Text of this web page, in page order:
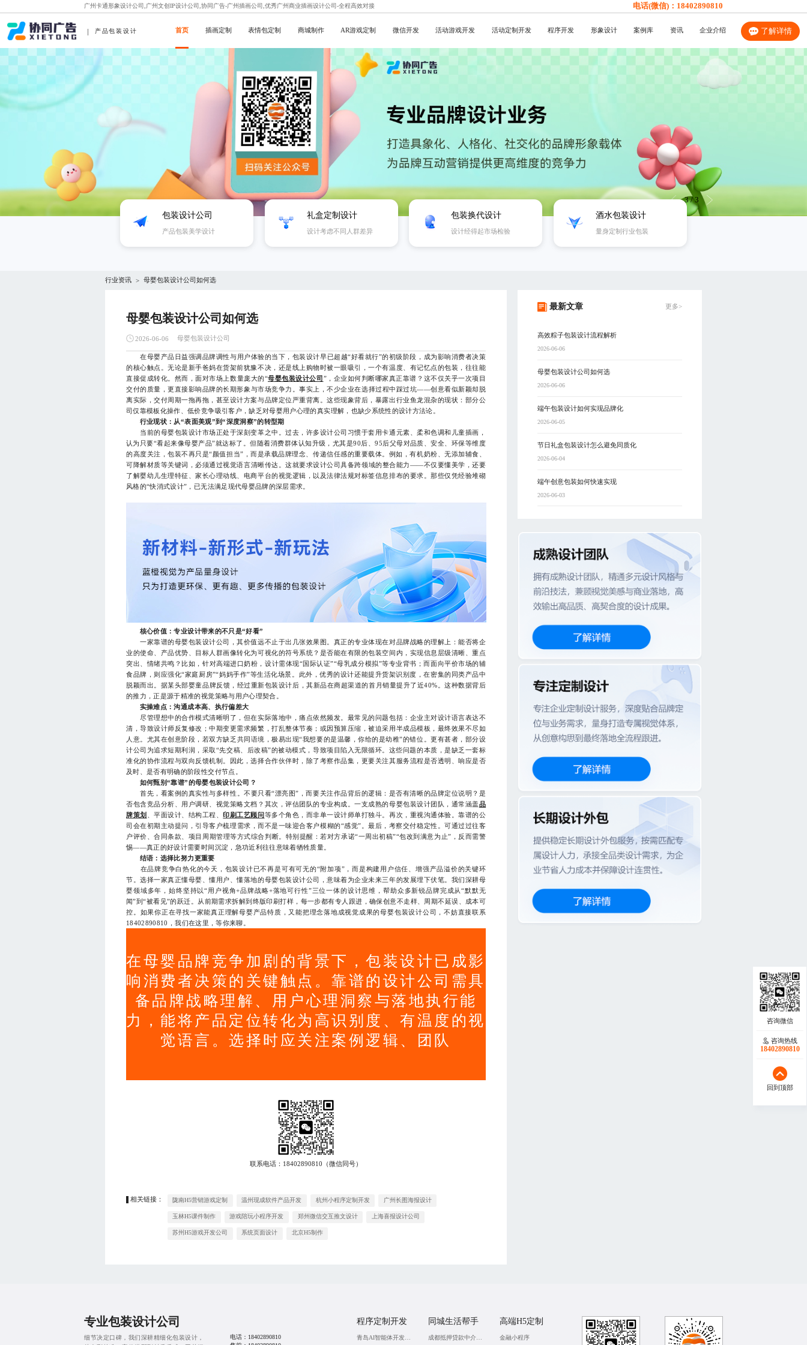
广州卡通形象设计公司,广州文创IP设计公司,协同广告-广州插画公司,优秀广州商业插画设计公司-全程高效对接 电话(微信)： 18402890810
产品包装设计 首页 插画定制 表情包定制 商城制作 AR游戏定制 微信开发 活动游戏开发 活动定制开发 程序开发 形象设计 案例库 资讯 企业介绍 了解详情
3/3
包装设计公司
产品包装美学设计
礼盒定制设计
设计考虑不同人群差异
包装换代设计
设计经得起市场检验
酒水包装设计
量身定制行业包装
行业资讯 > 母婴包装设计公司如何选
母婴包装设计公司如何选
2026-06-06 母婴包装设计公司
在母婴产品日益强调品牌调性与用户体验的当下，包装设计早已超越“好看就行”的初级阶段，成为影响消费者决策
的核心触点。无论是新手爸妈在货架前犹豫不决，还是线上购物时被一眼吸引，一个有温度、有记忆点的包装，往往能
直接促成转化。然而，面对市场上数量庞大的“母婴包装设计公司 ”，企业如何判断哪家真正靠谱？这不仅关乎一次项目
交付的质量，更直接影响品牌的长期形象与市场竞争力。事实上，不少企业在选择过程中踩过坑——创意看似新颖却脱
离实际，交付周期一拖再拖，甚至设计方案与品牌定位严重背离。这些现象背后，暴露出行业鱼龙混杂的现状：部分公
司仅靠模板化操作、低价竞争吸引客户，缺乏对母婴用户心理的真实理解，也缺少系统性的设计方法论。
行业现状：从“表面美观”到“深度洞察”的转型期
当前的母婴包装设计市场正处于深刻变革之中。过去，许多设计公司习惯于套用卡通元素、柔和色调和儿童插画，
认为只要“看起来像母婴产品”就达标了。但随着消费群体认知升级，尤其是90后、95后父母对品质、安全、环保等维度
的高度关注，包装不再只是“颜值担当”，而是承载品牌理念、传递信任感的重要载体。例如，有机奶粉、无添加辅食、
可降解材质等关键词，必须通过视觉语言清晰传达。这就要求设计公司具备跨领域的整合能力——不仅要懂美学，还要
了解婴幼儿生理特征、家长心理动线、电商平台的视觉逻辑，以及法律法规对标签信息排布的要求。那些仅凭经验堆砌
风格的“快消式设计”，已无法满足现代母婴品牌的深层需求。
核心价值：专业设计带来的不只是“好看”
一家靠谱的母婴包装设计公司，其价值远不止于出几张效果图。真正的专业体现在对品牌战略的理解上：能否将企
业的使命、产品优势、目标人群画像转化为可视化的符号系统？是否能在有限的包装空间内，实现信息层级清晰、重点
突出、情绪共鸣？比如，针对高端进口奶粉，设计需体现“国际认证”“母乳成分模拟”等专业背书；而面向平价市场的辅
食品牌，则应强化“家庭厨房”“妈妈手作”等生活化场景。此外，优秀的设计还能提升货架识别度，在密集的同类产品中
脱颖而出。据某头部婴童品牌反馈，经过重新包装设计后，其新品在商超渠道的首月销量提升了近40%。这种数据背后
的推力，正是源于精准的视觉策略与用户心理契合。
实操难点：沟通成本高、执行偏差大
尽管理想中的合作模式清晰明了，但在实际落地中，痛点依然频发。最常见的问题包括：企业主对设计语言表达不
清，导致设计师反复修改；中期变更需求频繁，打乱整体节奏；或因预算压缩，被迫采用半成品模板，最终效果不尽如
人意。尤其在创意阶段，若双方缺乏共同语境，极易出现“我想要的是温馨，你给的是幼稚”的错位。更有甚者，部分设
计公司为追求短期利润，采取“先交稿、后改稿”的被动模式，导致项目陷入无限循环。这些问题的本质，是缺乏一套标
准化的协作流程与双向反馈机制。因此，选择合作伙伴时，除了考察作品集，更要关注其服务流程是否透明、响应是否
及时、是否有明确的阶段性交付节点。
如何甄别“靠谱”的母婴包装设计公司？
首先，看案例的真实性与多样性。不要只看“漂亮图”，而要关注作品背后的逻辑：是否有清晰的品牌定位说明？是
否包含竞品分析、用户调研、视觉策略文档？其次，评估团队的专业构成。一支成熟的母婴包装设计团队，通常涵盖品
牌策划
、平面设计、结构工程、印刷工艺顾问等多个角色，而非单一设计师单打独斗。再次，重视沟通体验。靠谱的公
司会在初期主动提问，引导客户梳理需求，而不是一味迎合客户模糊的“感觉”。最后，考察交付稳定性。可通过过往客
户评价、合同条款、项目周期管理等方式综合判断。特别提醒：若对方承诺“一周出初稿”“包改到满意为止”，反而需警
惕——真正的好设计需要时间沉淀，急功近利往往意味着牺牲质量。
结语：选择比努力更重要
在品牌竞争白热化的今天，包装设计已不再是可有可无的“附加项”，而是构建用户信任、增强产品溢价的关键环
节。选择一家真正懂母婴、懂用户、懂落地的母婴包装设计公司，意味着为企业未来三年的发展埋下伏笔。我们深耕母
婴领域多年，始终坚持以“用户视角+品牌战略+落地可行性”三位一体的设计思维，帮助众多新锐品牌完成从“默默无
闻”到“被看见”的跃迁。从前期需求拆解到终版印刷打样，每一步都有专人跟进，确保创意不走样、周期不延误、成本可
控。如果你正在寻找一家能真正理解母婴产品特质，又能把理念落地成视觉成果的母婴包装设计公司，不妨直接联系
18402890810，我们在这里，等你来聊。
在母婴品牌竞争加剧的背景下，包装设计已成影
响消费者决策的关键触点。靠谱的设计公司需具
备品牌战略理解、用户心理洞察与落地执行能
力，能将产品定位转化为高识别度、有温度的视
觉语言。选择时应关注案例逻辑、团队
联系电话： 18402890810 （微信同号）
相关链接： 陇南H5营销游戏定制 温州现成软件产品开发 杭州小程序定制开发 广州长图海报设计
玉林H5课件制作 游戏陪玩小程序开发 郑州微信交互推文设计 上海喜报设计公司
苏州H5游戏开发公司 系统页面设计 北京H5制作
最新文章 更多>
高效粽子包装设计流程解析
2026-06-06
母婴包装设计公司如何选
2026-06-06
端午包装设计如何实现品牌化
2026-06-05
节日礼盒包装设计怎么避免同质化
2026-06-04
端午创意包装如何快速实现
2026-06-03
咨询热线
18402890810
回到顶部
专业包装设计公司
细节决定口碑，我们深耕精细化包装设计，
电话： 18402890810
程序定制开发
青岛AI智能体开发公司
同城生活帮手 高端H5定制
金融小程序